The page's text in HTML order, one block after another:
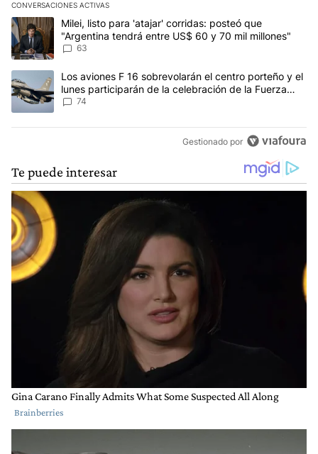
CONVERSACIONES ACTIVAS
Este listado muestra los artículos con más comentarios en los
Un artículo de tendencia con el título "Milei, listo para 'atajar'
Milei, listo para 'atajar' corridas: posteó que
"Argentina tendrá entre US$ 60 y 70 mil millones"
63
Un artículo de tendencia con el título "Los aviones F 16
Los aviones F 16 sobrevolarán el centro porteño y el
lunes participarán de la celebración de la Fuerza
Aérea
74
Gestionado por